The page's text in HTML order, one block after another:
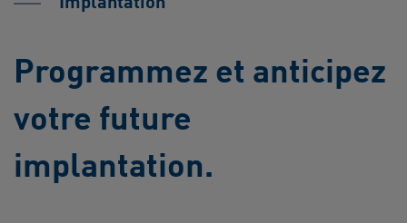
Implantation
Programmez et anticipez
votre future
implantation.